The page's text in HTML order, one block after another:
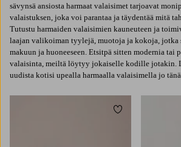
sävynsä ansiosta harmaat valaisimet tarjoavat
valaistuksen, joka voi parantaa ja täydentää mitä
Tutustu harmaiden valaisimien kauneuteen ja
laajan valikoiman tyylejä, muotoja ja kokoja, jotka
makuun ja huoneeseen. Etsitpä sitten modernia tai
valaisinta, meiltä löytyy jokaiselle kodille jotakin.
uudista kotisi upealla harmaalla valaisimella jo
Lisää suosikkeihin